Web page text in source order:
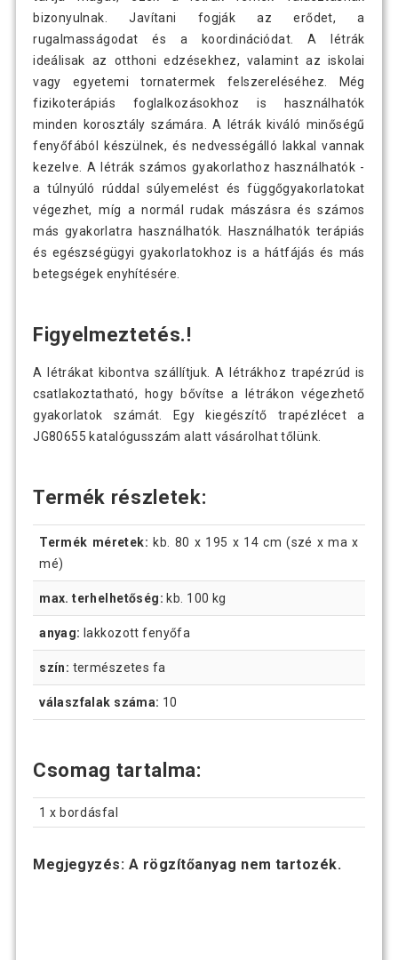
bizonyulnak. Javítani fogják az erődet, a
rugalmasságodat és a koordinációdat. A létrák
ideálisak az otthoni edzésekhez, valamint az iskolai
vagy egyetemi tornatermek felszereléséhez. Még
fizikoterápiás foglalkozásokhoz is használhatók
minden korosztály számára. A létrák kiváló minőségű
fenyőfából készülnek, és nedvességálló lakkal vannak
kezelve. A létrák számos gyakorlathoz használhatók -
a túlnyúló rúddal súlyemelést és függőgyakorlatokat
végezhet, míg a normál rudak mászásra és számos
más gyakorlatra használhatók. Használhatók terápiás
és egészségügyi gyakorlatokhoz is a hátfájás és más
betegségek enyhítésére.
Figyelmeztetés.!
A létrákat kibontva szállítjuk. A létrákhoz trapézrúd is
csatlakoztatható, hogy bővítse a létrákon végezhető
gyakorlatok számát. Egy kiegészítő trapézlécet a
JG80655 katalógusszám alatt vásárolhat tőlünk.
Termék részletek:
Termék méretek: kb. 80 x 195 x 14 cm (szé x ma x
mé)
max. terhelhetőség: kb. 100 kg
anyag: lakkozott fenyőfa
szín: természetes fa
válaszfalak száma: 10
Csomag tartalma:
1 x bordásfal
Megjegyzés: A rögzítőanyag nem tartozék.